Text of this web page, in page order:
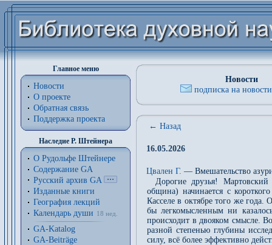
Главное меню
Новости
О проекте
Обратная связь
Поддержка проекта
Наследие Р. Штейнера
О Рудольфе Штейнере
Содержание GA
Русский архив GA
Изданные книги
География лекций
Календарь души
18 нед.
GA-Katalog
GA-Beiträge
Новости
подписка на
← Назад
16.05.2026
Цвален Г. — Вмешательство
Дорогие друзья!
община) начинается с
Касселе в октябре того же
бы легкомысленным ни
происходит в двояком смысле.
разной степенью глубины
силу, всё более эффективно